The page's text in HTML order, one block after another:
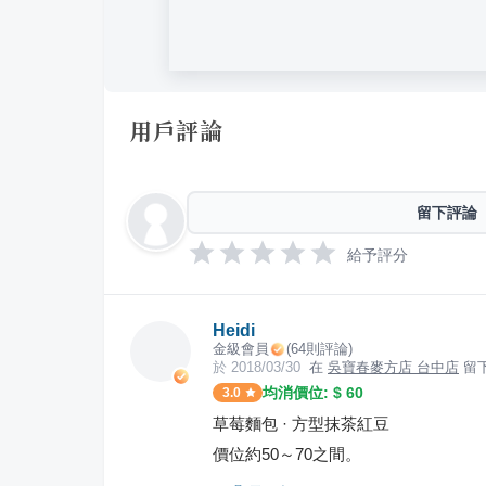
用戶評論
留下評論
給予評分
Heidi
金級會員 (64則評論)
於 2018/03/30 在 吳寶春麥方店 台中店 留
3.0 均消價位: $ 60
草莓麵包 · 方型抹茶紅豆
價位約50～70之間。